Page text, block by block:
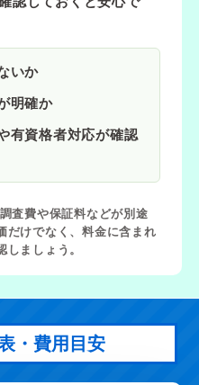
いか
明確か
有資格者対応が確認
費や保証料などが別途
だけでなく、料金に含まれ
ましょう。
・費用目安